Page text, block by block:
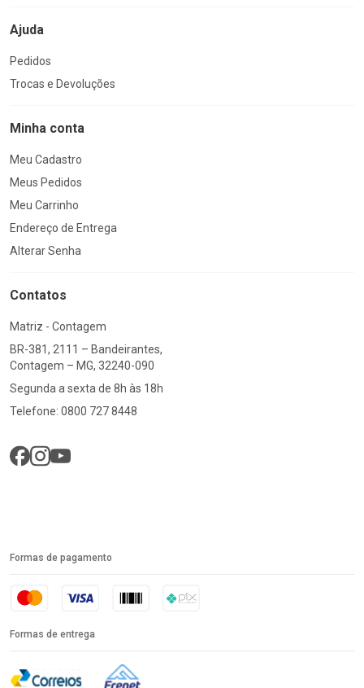
Ajuda
Pedidos
Trocas e Devoluções
Minha conta
Meu Cadastro
Meus Pedidos
Meu Carrinho
Endereço de Entrega
Alterar Senha
Contatos
Matriz - Contagem
BR-381, 2111 – Bandeirantes,
Contagem – MG, 32240-090
Segunda a sexta de 8h às 18h
Telefone: 0800 727 8448
Formas de pagamento
Formas de entrega